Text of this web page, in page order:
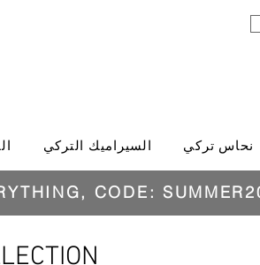
السيراميك التركي نحاس تركي
CODE: